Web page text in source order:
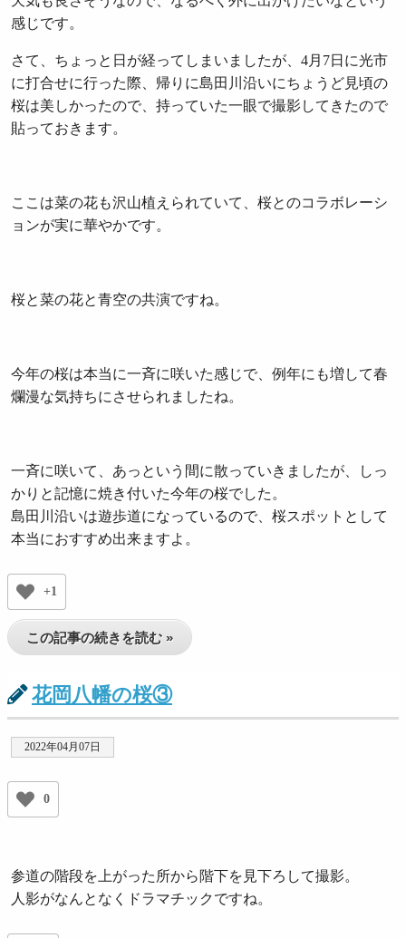
感じです。
さて、ちょっと日が経ってしまいましたが、4月7日に光市
に打合せに行った際、帰りに島田川沿いにちょうど見頃の
桜は美しかったので、持っていた一眼で撮影してきたので
貼っておきます。
ここは菜の花も沢山植えられていて、桜とのコラボレーシ
ョンが実に華やかです。
桜と菜の花と青空の共演ですね。
今年の桜は本当に一斉に咲いた感じで、例年にも増して春
爛漫な気持ちにさせられましたね。
一斉に咲いて、あっという間に散っていきましたが、しっ
かりと記憶に焼き付いた今年の桜でした。
島田川沿いは遊歩道になっているので、桜スポットとして
本当におすすめ出来ますよ。
+1
この記事の続きを読む »
花岡八幡の桜③
2022年04月07日
0
参道の階段を上がった所から階下を見下ろして撮影。
人影がなんとなくドラマチックですね。